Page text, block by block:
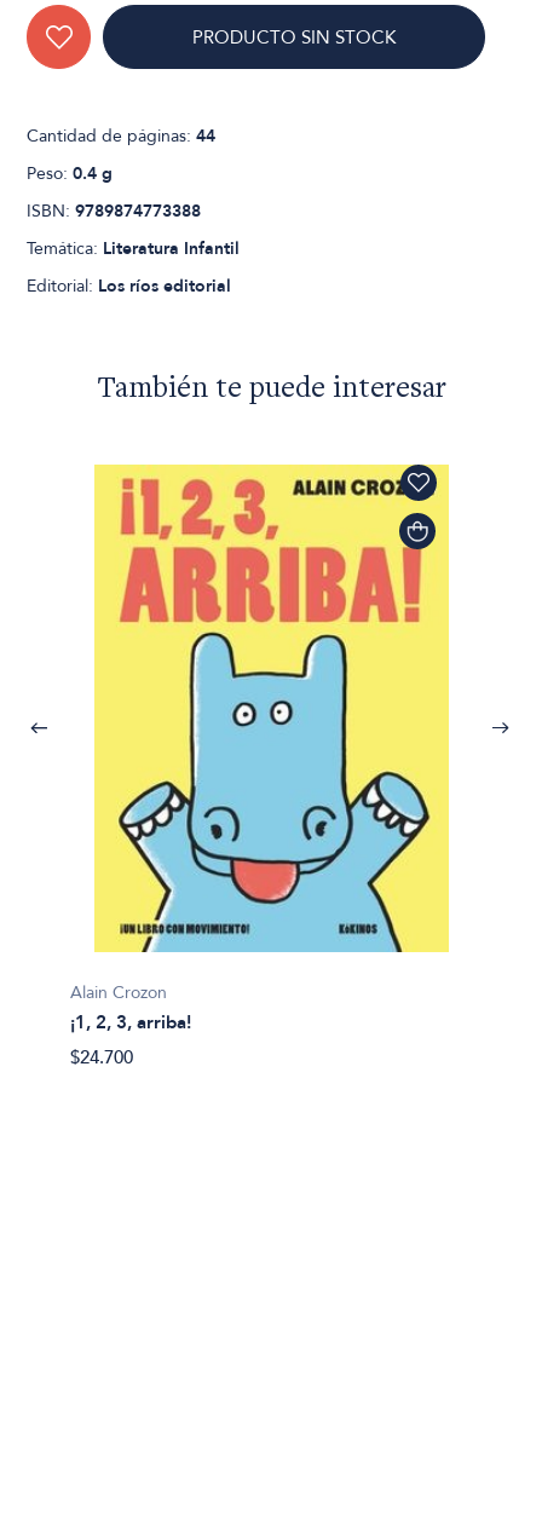
PRODUCTO SIN STOCK
Cantidad de páginas:44
Peso:0.4 g
ISBN:9789874773388
Temática: Literatura Infantil
Editorial: Los ríos editorial
También te puede interesar
Alain Crozon
¡1, 2, 3, arriba!
$24.700